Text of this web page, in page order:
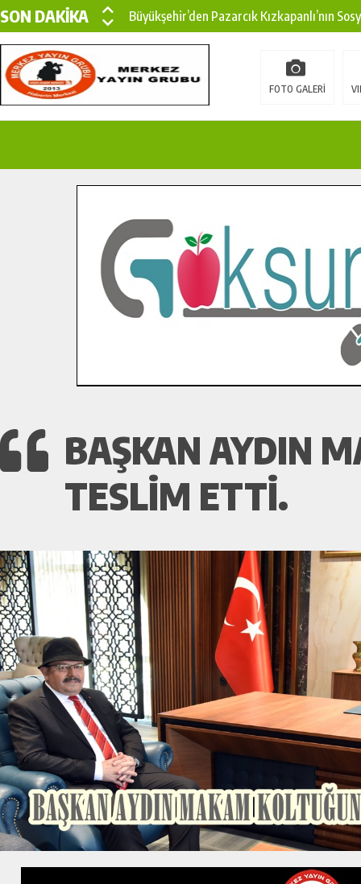
SON DAKİKA
Büyükşehir’den Pazarcık Kızkapanlı’nın
Büyükşehir’den Pazarcık Kırsalına Modern
Çin’den KSÜ’ye Uluslararası Başarı:
İlçe Jandarma Komutanı Karakaya’dan
Bertiz’in Yeni Köprüsünde Sona Doğru.
FOTO GALERİ
BAŞKAN AYDIN
TESLİM ETTİ.